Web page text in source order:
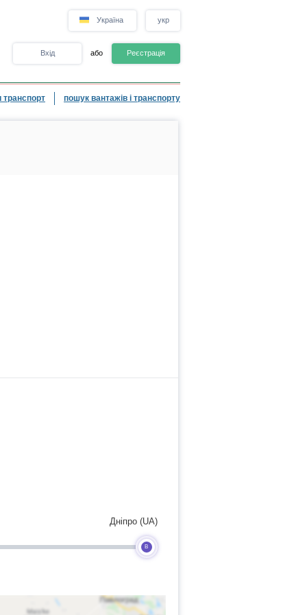
Україна укр
Вхід або Реєстрація
транспорт пошук вантажів і транспорту
B
Дніпро (UA)